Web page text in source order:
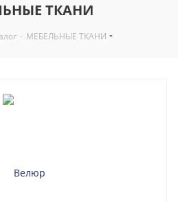
ТКАНИ
- МЕБЕЛЬНЫЕ ТКАНИ